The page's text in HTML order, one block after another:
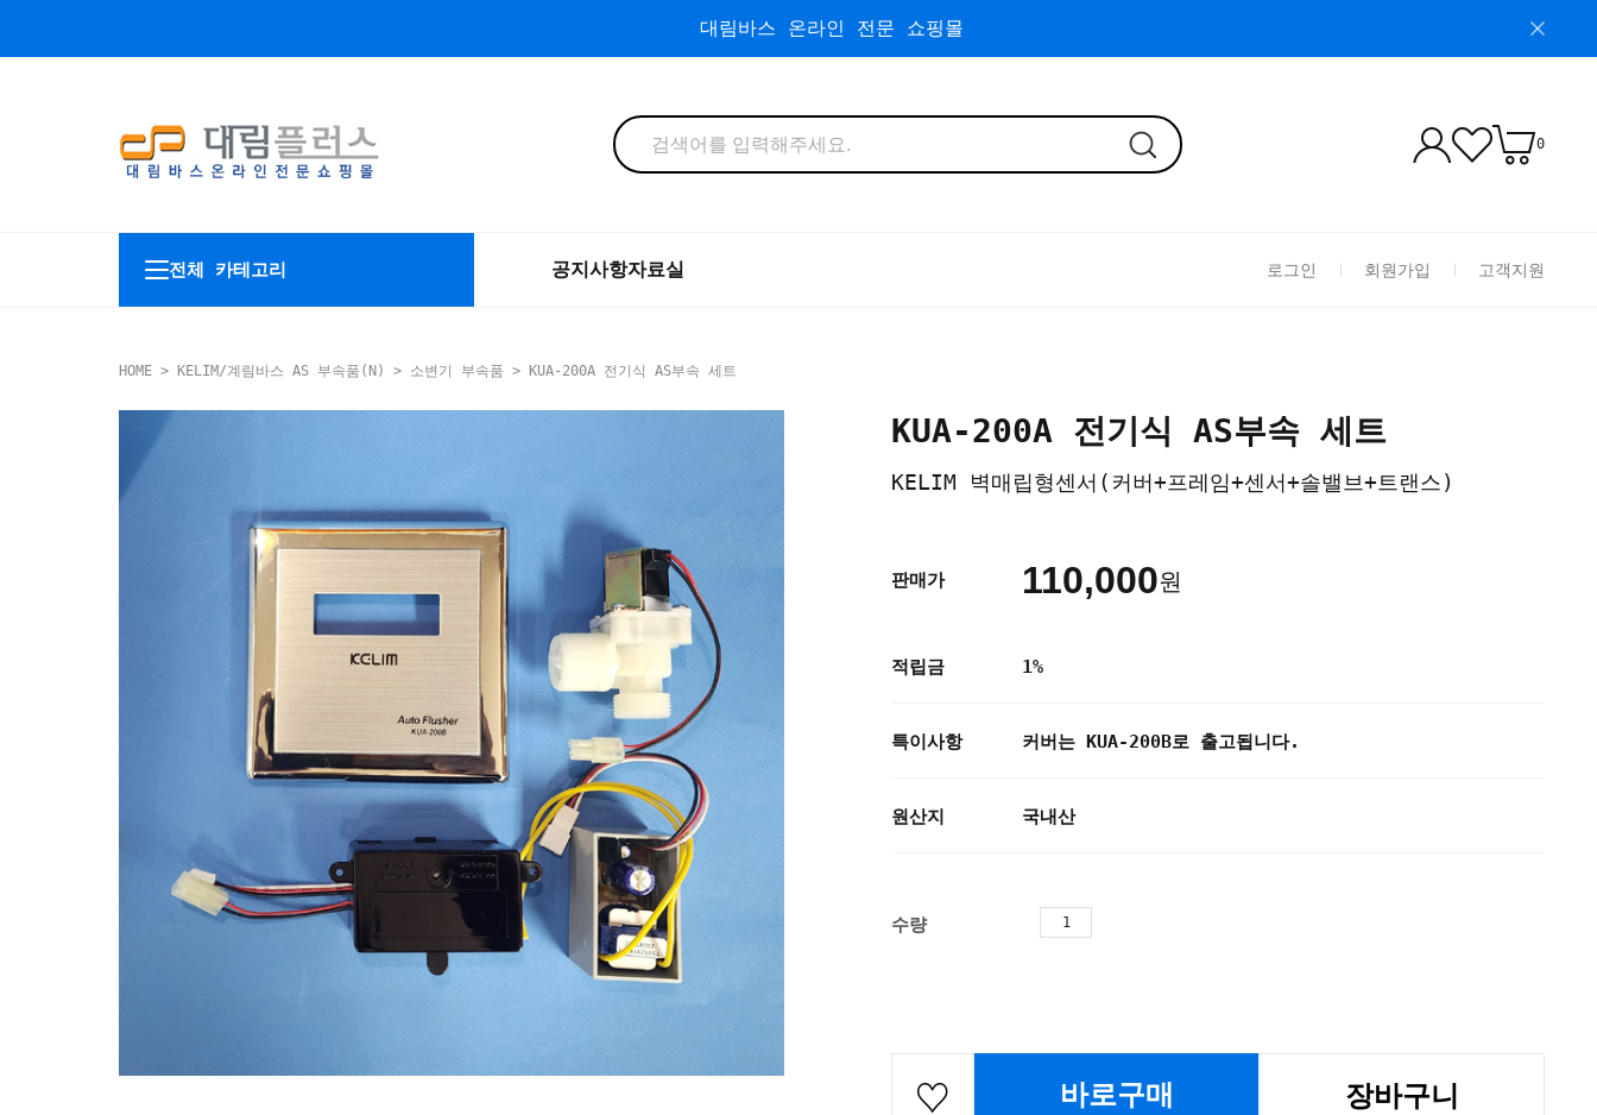
대림바스 온라인 전문 쇼핑몰
0
전체 카테고리 공지사항자료실 로그인 회원가입 고객지원
HOME > KELIM/계림바스 AS 부속품(N) > 소변기 부속품 > KUA-200A 전기식 AS부속 세트
KUA-200A 전기식 AS부속 세트
KELIM 벽매립형센서(커버+프레임+센서+솔밸브+트랜스)
판매가 110,000원
적립금 1%
특이사항 커버는 KUA-200B로 출고됩니다.
원산지 국내산
수량
바로구매 장바구니